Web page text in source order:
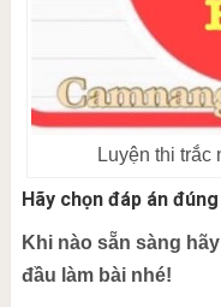
Luyện thi trắc
Hãy chọn đáp án
Khi nào sẵn sàng
đầu làm bài nhé!